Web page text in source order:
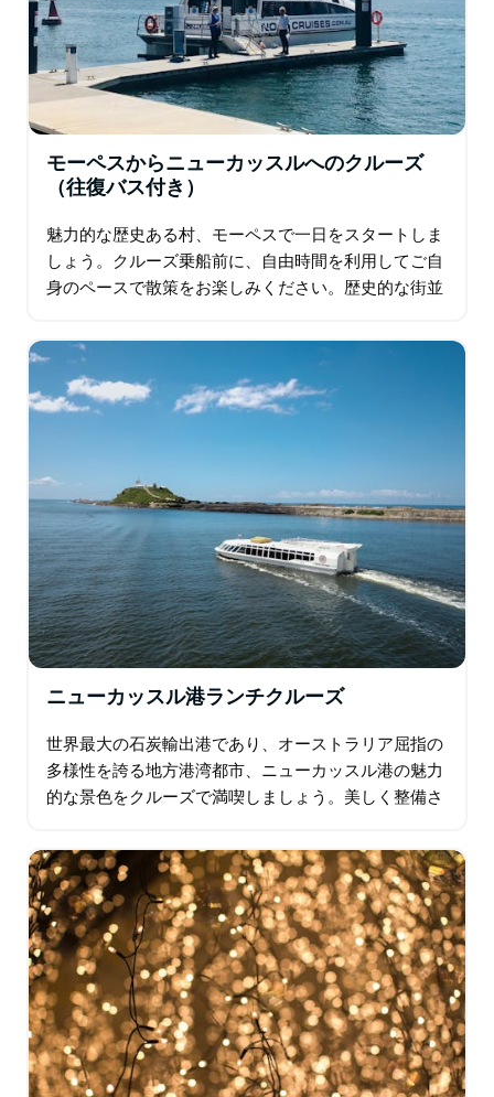
モーペスからニューカッスルへのクルーズ
（往復バス付き）
魅力的な歴史ある村、モーペスで一日をスタートしま
しょう。クルーズ乗船前に、自由時間を利用してご自
身のペースで散策をお楽しみください。歴史的な街並
でコーヒーを味わったり…
ニューカッスル港ランチクルーズ
世界最大の石炭輸出港であり、オーストラリア屈指の
多様性を誇る地方港湾都市、ニューカッスル港の魅力
的な景色をクルーズで満喫しましょう。美しく整備さ
地の河口へ足を運び、港の石炭積載施設、タグボー
ト…